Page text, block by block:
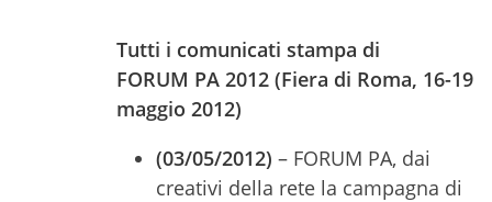
Tutti i comunicati stampa di
FORUM PA 2012 (Fiera di Roma, 16-19
maggio 2012)
(03/05/2012) – FORUM PA, dai
creativi della rete la campagna di